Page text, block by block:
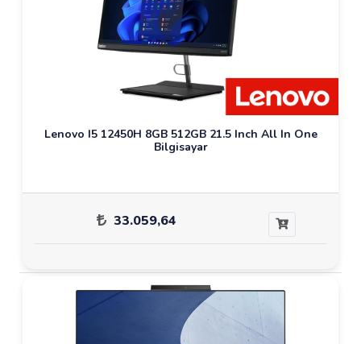
Lenovo I5 12450H 8GB 512GB 21.5 Inch All In One
Bilgisayar
33.059,64